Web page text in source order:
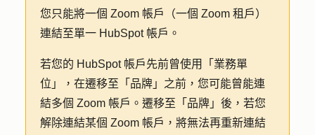
您只能將一個 Zoom 帳戶（一個 Zoom 租戶）
連結至單一 HubSpot 帳戶。
若您的 HubSpot 帳戶先前曾使用「業務單
位」，在遷移至「品牌」之前，您可能曾能連
結多個 Zoom 帳戶。遷移至「品牌」後，若您
解除連結某個 Zoom 帳戶，將無法再重新連結